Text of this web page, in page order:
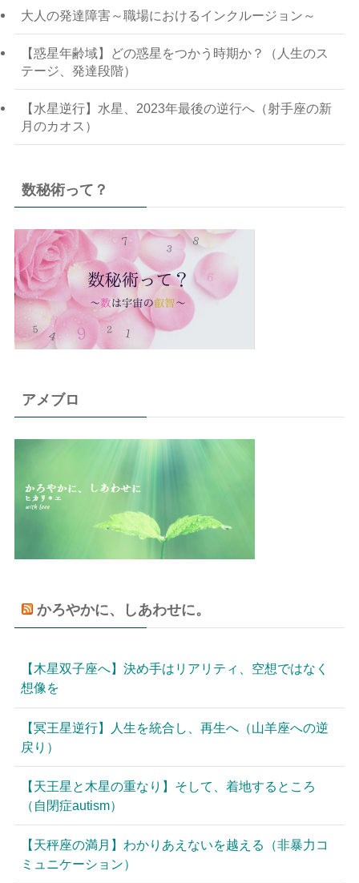
大人の発達障害～職場におけるインクルージョン～
【惑星年齢域】どの惑星をつかう時期か？（人生のス
テージ、発達段階）
【水星逆行】水星、2023年最後の逆行へ（射手座の新
月のカオス）
数秘術って？
アメブロ
かろやかに、しあわせに。
【木星双子座へ】決め手はリアリティ、空想ではなく
想像を
【冥王星逆行】人生を統合し、再生へ（山羊座への逆
戻り）
【天王星と木星の重なり】そして、着地するところ
（自閉症autism）
【天秤座の満月】わかりあえないを越える（非暴力コ
ミュニケーション）